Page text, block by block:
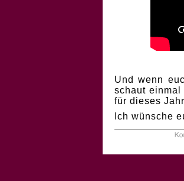
Und wenn
schaut einmal
für dieses
Ich wünsche